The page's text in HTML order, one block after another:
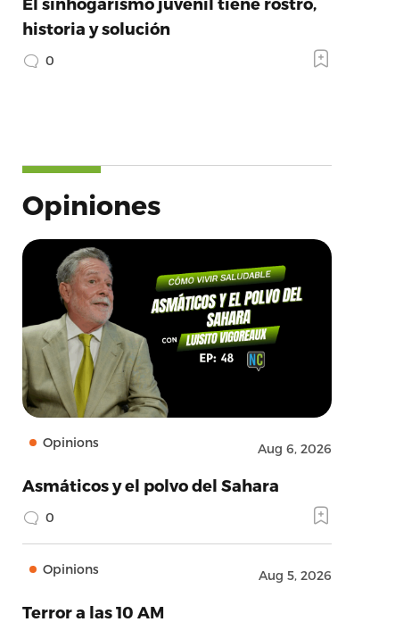
historia y solución
0
Opiniones
Opinions Aug 6, 2026
Asmáticos y el polvo del Sahara
0
Opinions Aug 5, 2026
Terror a las 10 AM